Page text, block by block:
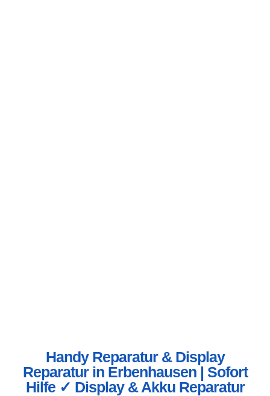
Handy Reparatur & Display
Reparatur in Erbenhausen | Sofort
Hilfe ✓ Display & Akku Reparatur